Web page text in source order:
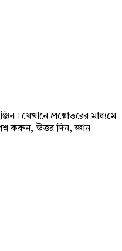
যেখানে প্রশ্নোত্তরের মাধ্যমে
করুন, উত্তর দিন, জ্ঞান